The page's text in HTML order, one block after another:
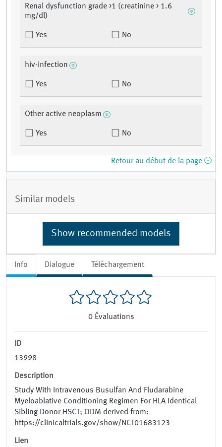
Info Dialogue Téléchargement
0 Évaluations
ID
13998
Description
Study With Intravenous Busulfan And Fludarabine
Myeloablative Conditioning Regimen For HLA Identical
Sibling Donor HSCT; ODM derived from:
https://clinicaltrials.gov/show/NCT01683123
Lien
Renal dysfunction grade >1 (creatinine > 1.6
mg/dl)
Yes No
hiv-infection
Yes No
Other active neoplasm
Yes No
Retour au début de la page
Similar models
Show recommended models